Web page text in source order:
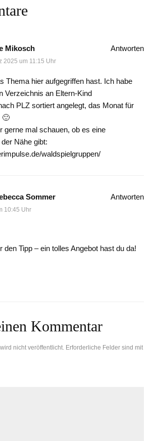
Mikosch
2025 um 11:15 Uhr
Thema hier aufgegriffen hast. Ich habe
Verzeichnis an Eltern-Kind
PLZ sortiert angelegt, das Monat für
🙂
gerne mal schauen, ob es eine
Nähe gibt:
waldspielgruppen/
Antworten
Sommer
10:45 Uhr
den Tipp – ein tolles Angebot hast du da!
Antworten
Kommentar
nicht veröffentlicht. Erforderliche Felder sind mit